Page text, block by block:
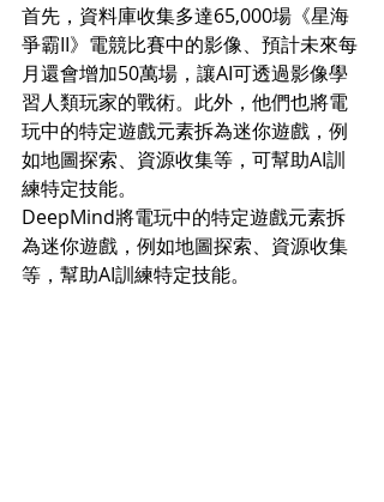
首先，資料庫收集多達65,000場《星海
爭霸II》電競比賽中的影像、預計未來每
月還會增加50萬場，讓AI可透過影像學
習人類玩家的戰術。此外，他們也將電
玩中的特定遊戲元素拆為迷你遊戲，例
如地圖探索、資源收集等，可幫助AI訓
練特定技能。
DeepMind將電玩中的特定遊戲元素拆
為迷你遊戲，例如地圖探索、資源收集
等，幫助AI訓練特定技能。